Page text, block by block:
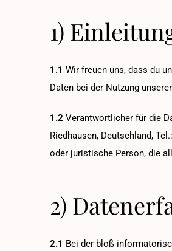
1)
1.1 Wir freuen uns, dass du
Daten bei der Nutzung
1.2 Verantwortlicher für die
Riedhausen, Deutschland,
oder juristische Person, die
2)
2.1 Bei der bloß